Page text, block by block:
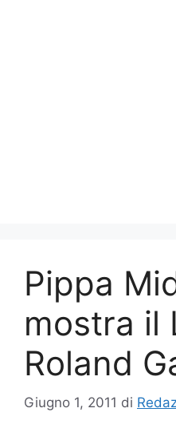
Pippa
mostra il
Roland
Giugno 1, 2011 di